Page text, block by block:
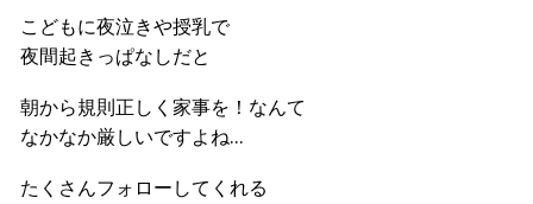
こどもに夜泣きや授乳で
夜間起きっぱなしだと
朝から規則正しく家事を！なんて
なかなか厳しいですよね…
たくさんフォローしてくれる